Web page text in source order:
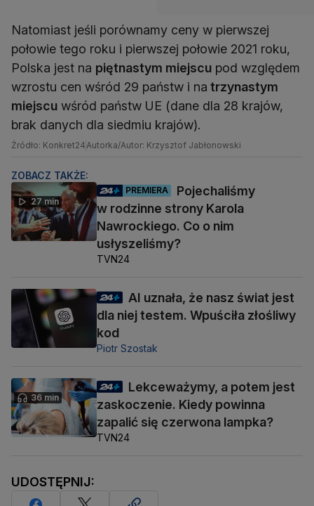
Natomiast jeśli porównamy ceny w pierwszej
połowie tego roku i pierwszej połowie 2021 roku,
Polska jest na piętnastym miejscu pod względem
wzrostu cen wśród 29 państw i na trzynastym
miejscu wśród państw UE (dane dla 28 krajów,
brak danych dla siedmiu krajów).
Źródło: Konkret24 Autorka/Autor: Krzysztof Jabłonowski
ZOBACZ TAKŻE:
27 min
PREMIERA
Pojechaliśmy
w rodzinne strony Karola
Nawrockiego. Co o nim
usłyszeliśmy?
TVN24
AI uznała, że nasz świat jest
dla niej testem. Wpuściła złośliwy
kod
Piotr Szostak
36 min
Lekceważymy, a potem jest
zaskoczenie. Kiedy powinna
zapalić się czerwona lampka?
TVN24
UDOSTĘPNIJ: